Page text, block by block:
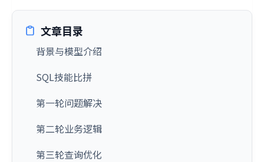
文章目录
背景与模型介绍
SQL技能比拼
第一轮问题解决
第二轮业务逻辑
第三轮查询优化